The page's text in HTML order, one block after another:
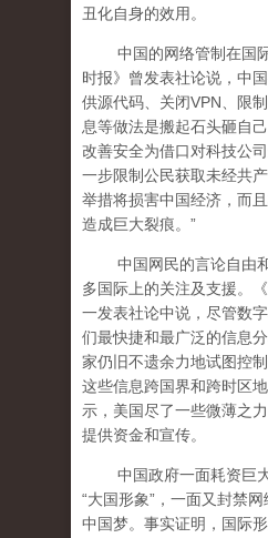
丑化自身的效用。
中国的网络管制在国际
时报》曾发表社论说，中
供源代码、关闭VPN、限
息等做法是搬起石头砸自
改善安全为借口对科技公
一步限制公民获取未经共
举措将损害中国经济，而
造成巨大裂痕。”
中国网民的言论自由和
多国际上的关注及支援。
一发表社论中说，尽管数
们最快捷和最广泛的信息
家仍旧不遗余力地试图控
这些信息跨国界和跨时区
示，美国尽了一些微薄之
提供资金和宣传。
中国政府一面耗资巨大
“大国形象”，一面又封禁
中国梦。事实证明，国际